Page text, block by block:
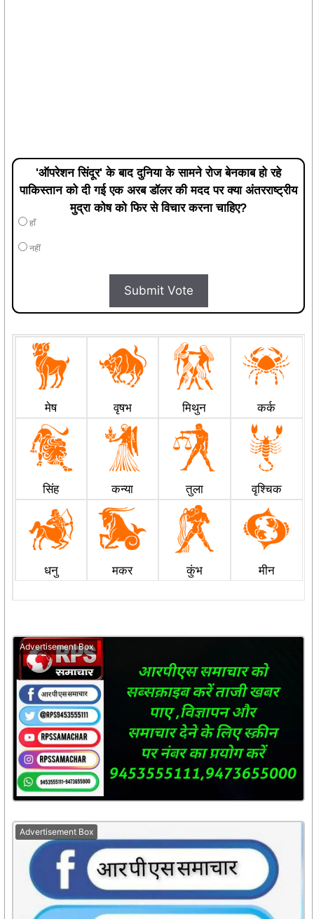
'ऑपरेशन सिंदूर' के बाद दुनिया के सामने रोज बेनकाब हो रहे
पाकिस्तान को दी गई एक अरब डॉलर की मदद पर क्या अंतरराष्ट्रीय
मुद्रा कोष को फिर से विचार करना चाहिए?
हाँ
नहीं
Submit Vote
मेष वृषभ मिथुन कर्क
सिंह कन्या तुला वृश्चिक
धनु मकर कुंभ मीन
Advertisement Box
Advertisement Box